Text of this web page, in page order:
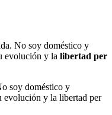
No soy doméstico y
evolución y la libertad per
soy doméstico y
evolución y la libertad per